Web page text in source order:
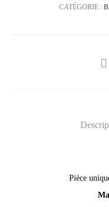
CATÉGORIE :
Pièce